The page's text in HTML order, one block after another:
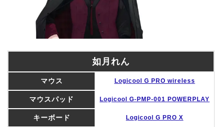
如月れん
マウス Logicool G PRO wireless
マウスパッド Logicool G-PMP-001 POWERPLAY
キーボード Logicool G PRO X